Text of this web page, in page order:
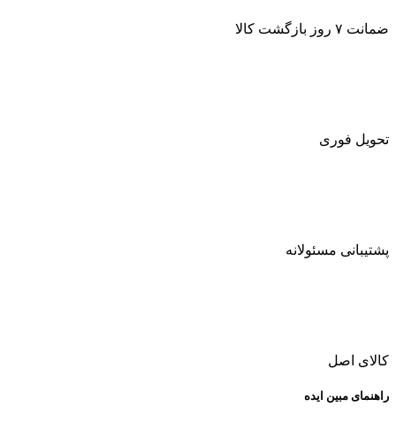
ضمانت ۷ روز بازگشت کالا
تحویل فوری
پشتیبانی مسئولانه
کالای اصل
راهنمای مبین ایده